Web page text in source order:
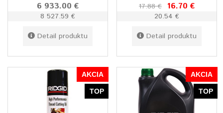
6 933.00 €
8 527.59 €
Detail produktu
17.88 € 16.70 €
20.54 €
Detail produktu
AKCIA
TOP
AKCIA
TOP